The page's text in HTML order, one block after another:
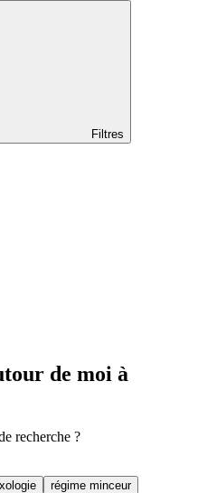
Filtres
de moi à
recherche ?
régime minceur